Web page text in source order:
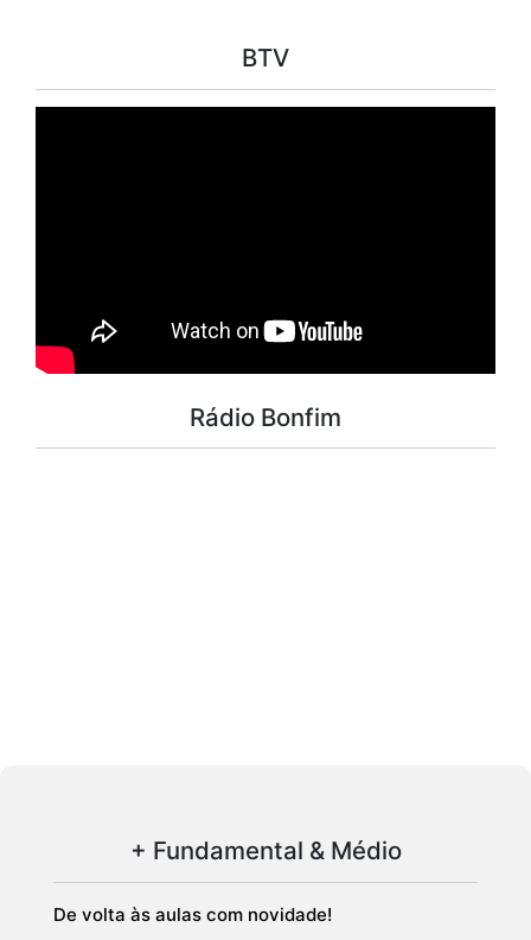
BTV
Rádio Bonfim
+ Fundamental & Médio
De volta às aulas com novidade!